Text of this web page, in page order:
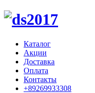
Каталог
Акции
Доставка
Оплата
Контакты
+89269933308